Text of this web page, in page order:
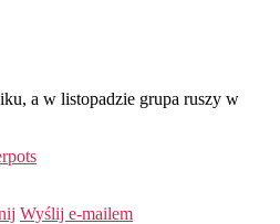
a w listopadzie grupa ruszy w
Wyślij e-mailem